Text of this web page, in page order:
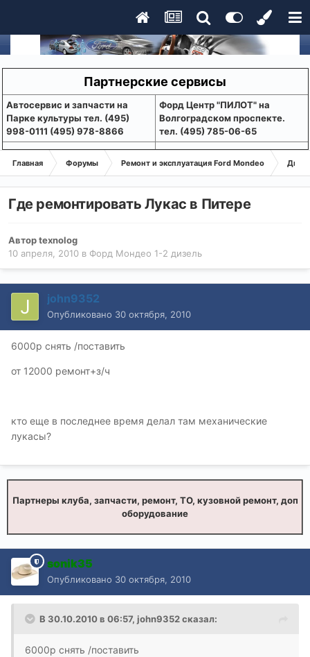
Партнерские сервисы
Aвтосервис и запчасти на
Парке культуры тел. (495)
998-0111 (495) 978-8866
Форд Центр "ПИЛОТ" на
Волгоградском проспекте.
тел. (495) 785-06-65
Главная Форумы Ремонт и эксплуатация Ford Mondeo
Где ремонтировать Лукас в Питере
Авторtexnolog
10 апреля, 2010 в Форд Мондео 1-2 дизель
john9352
Опубликовано 30 октября, 2010
6000р снять /поставить
от 12000 ремонт+з/ч
кто еще в последнее время делал там механические
лукасы?
Партнеры клуба, запчасти, ремонт, ТО, кузовной ремонт, доп
оборудование
sonik35
Опубликовано 30 октября, 2010
В 30.10.2010 в 06:57, john9352 сказал:
6000р снять /поставить